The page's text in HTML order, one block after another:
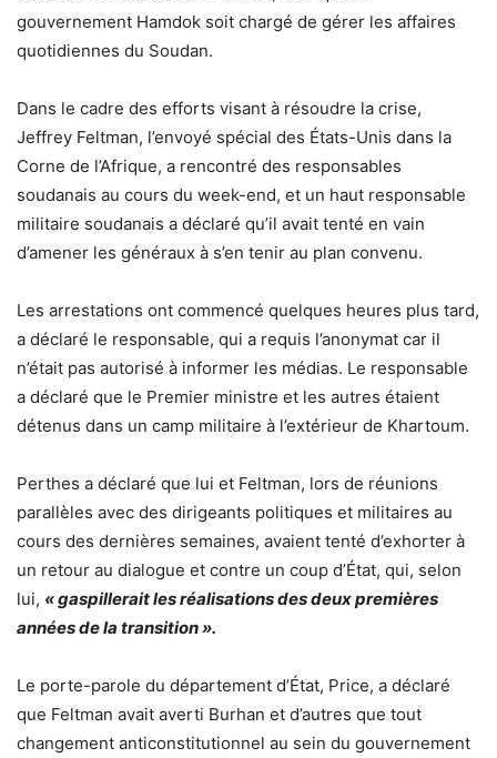
gouvernement Hamdok soit chargé de gérer les affaires
quotidiennes du Soudan.
Dans le cadre des efforts visant à résoudre la crise,
Jeffrey Feltman, l’envoyé spécial des États-Unis dans la
Corne de l’Afrique, a rencontré des responsables
soudanais au cours du week-end, et un haut responsable
militaire soudanais a déclaré qu’il avait tenté en vain
d’amener les généraux à s’en tenir au plan convenu.
Les arrestations ont commencé quelques heures plus tard,
a déclaré le responsable, qui a requis l’anonymat car il
n’était pas autorisé à informer les médias. Le responsable
a déclaré que le Premier ministre et les autres étaient
détenus dans un camp militaire à l’extérieur de Khartoum.
Perthes a déclaré que lui et Feltman, lors de réunions
parallèles avec des dirigeants politiques et militaires au
cours des dernières semaines, avaient tenté d’exhorter à
un retour au dialogue et contre un coup d’État, qui, selon
lui, « gaspillerait les réalisations des deux premières
années de la transition ».
Le porte-parole du département d’État, Price, a déclaré
que Feltman avait averti Burhan et d’autres que tout
changement anticonstitutionnel au sein du gouvernement